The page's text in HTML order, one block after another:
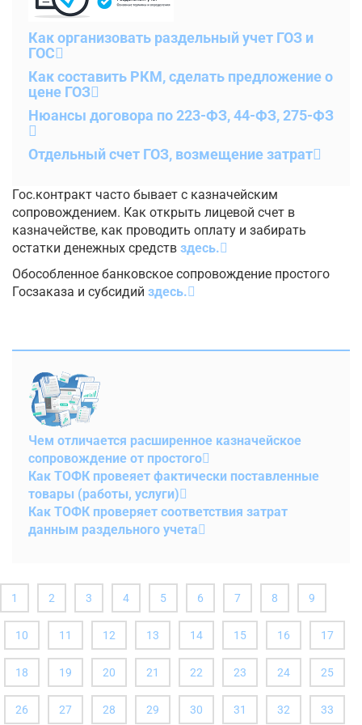
Как организовать раздельный учет ГОЗ и
ГОС
Как составить РКМ, сделать предложение о
цене ГОЗ
Нюансы договора по 223-ФЗ, 44-ФЗ, 275-ФЗ
Отдельный счет ГОЗ, возмещение затрат
Гос.контракт часто бывает с казначейским
сопровождением. Как открыть лицевой счет в
казначействе, как проводить оплату и забирать
остатки денежных средств здесь.
Обособленное банковское сопровождение простого
Госзаказа и субсидий здесь.
Чем отличается расширенное казначейское
сопровождение от простого
Как ТОФК провеяет фактически поставленные
товары (работы, услуги)
Как ТОФК проверяет соответствия затрат
данным раздельного учета
1 2 3 4 5 6 7 8 9
10 11 12 13 14 15 16 17
18 19 20 21 22 23 24 25
26 27 28 29 30 31 32 33